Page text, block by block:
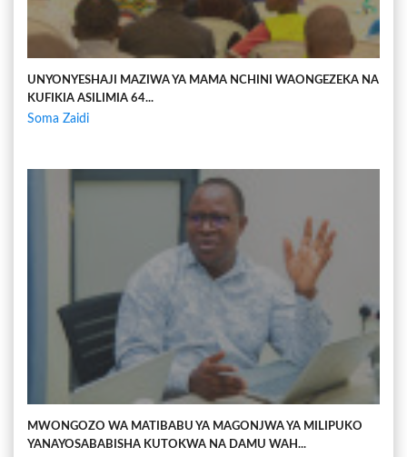
UNYONYESHAJI MAZIWA YA MAMA NCHINI WAONGEZEKA NA
KUFIKIA ASILIMIA 64...
Soma Zaidi
MWONGOZO WA MATIBABU YA MAGONJWA YA MILIPUKO
YANAYOSABABISHA KUTOKWA NA DAMU WAH...